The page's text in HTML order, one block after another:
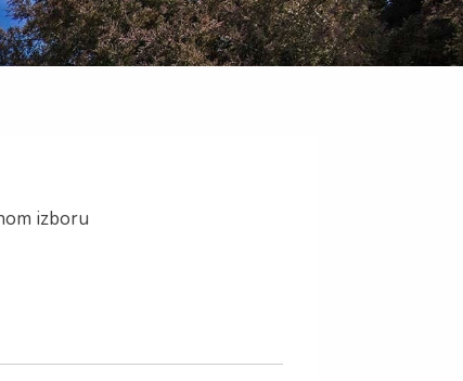
izboru